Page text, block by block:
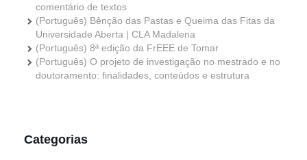
comentário de textos
(Português) Bênção das Pastas e Queima das Fitas da
Universidade Aberta | CLA Madalena
(Português) 8ª edição da FrEEE de Tomar
(Português) O projeto de investigação no mestrado e no
doutoramento: finalidades, conteúdos e estrutura
Categorias